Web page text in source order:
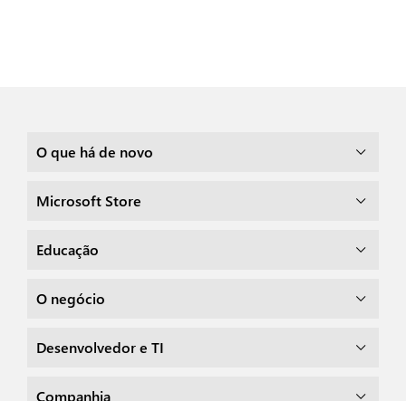
O que há de novo
Microsoft Store
Educação
O negócio
Desenvolvedor e TI
Companhia